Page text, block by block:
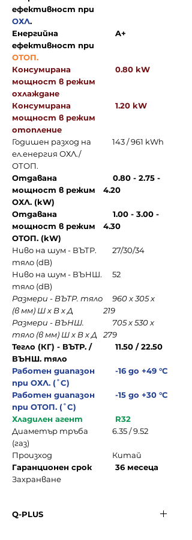
ефективност при
ОХЛ.
Енергийна
ефективност при
ОТОП.
A+
Консумирана
мощност в режим
охлаждане
0.80 kW
Консумирана
мощност в режим
отопление
1.20 kW
Годишен разход на
ел.енергия ОХЛ./
ОТОП.
143 / 961 kWh
Отдавана
мощност в режим
ОХЛ. (kW)
0.80 - 2.75 -
4.20
Отдавана
мощност в режим
ОТОП. (kW)
1.00 - 3.00 -
4.30
Ниво на шум - ВЪТР.
тяло (dB)
27/30/34
Ниво на шум - ВЪНШ.
тяло (dB)
52
Размери - ВЪТР. тяло
(в мм) Ш х В х Д
960 x 305 x
219
Размери - ВЪНШ.
тяло (в мм) Ш х В х Д
705 x 530 x
279
Тегло (КГ) - ВЪТР. /
ВЪНШ. тяло
11.50 / 22.50
Работен диапазон
при ОХЛ. (˚C)
-16 до +49 °C
Работен диапазон
при ОТОП. (˚C)
-15 до +30 °C
Хладилен агент
R32
Диаметър тръба
(газ)
6.35 / 9.52
Произход
Китай
Гаранционен срок
36 месеца
Захранване
Q-PLUS